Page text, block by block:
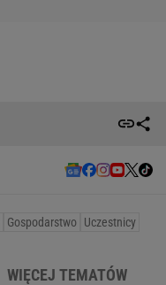
Gospodarstwo Uczestnicy
WIĘCEJ TEMATÓW